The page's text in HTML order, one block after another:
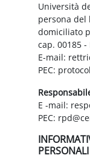
Università
persona
domiciliato
cap. 00185 -
E-mail:
PEC:
E -mail:
PEC: